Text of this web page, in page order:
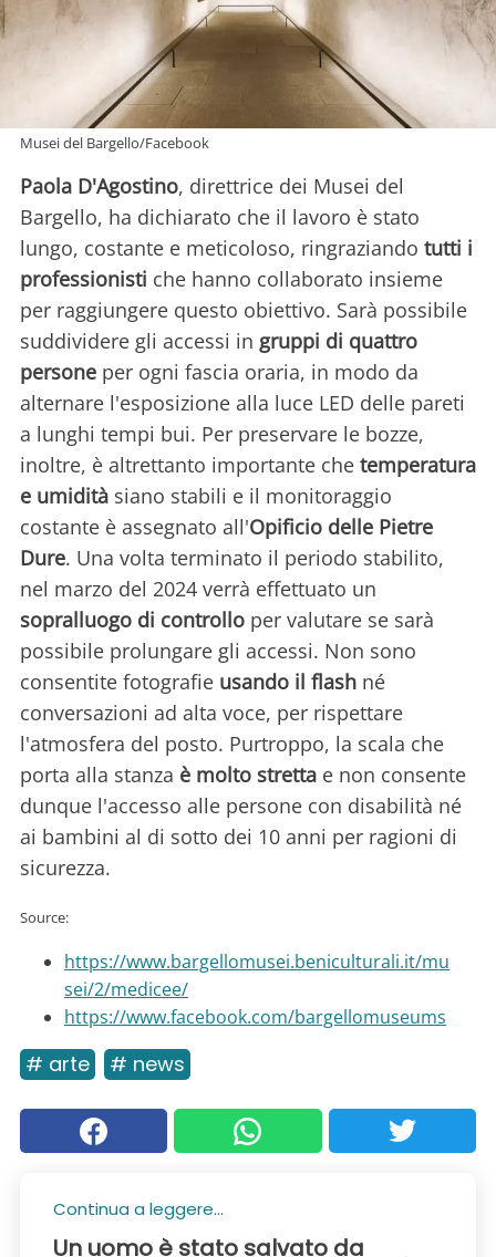
Musei del Bargello/Facebook
Paola D'Agostino, direttrice dei Musei del
Bargello, ha dichiarato che il lavoro è stato
lungo, costante e meticoloso, ringraziando tutti i
professionisti che hanno collaborato insieme
per raggiungere questo obiettivo. Sarà possibile
suddividere gli accessi in gruppi di quattro
persone per ogni fascia oraria, in modo da
alternare l'esposizione alla luce LED delle pareti
a lunghi tempi bui. Per preservare le bozze,
inoltre, è altrettanto importante che temperatura
e umidità siano stabili e il monitoraggio
costante è assegnato all'Opificio delle Pietre
Dure. Una volta terminato il periodo stabilito,
nel marzo del 2024 verrà effettuato un
sopralluogo di controllo per valutare se sarà
possibile prolungare gli accessi. Non sono
consentite fotografie usando il flash né
conversazioni ad alta voce, per rispettare
l'atmosfera del posto. Purtroppo, la scala che
porta alla stanza è molto stretta e non consente
dunque l'accesso alle persone con disabilità né
ai bambini al di sotto dei 10 anni per ragioni di
sicurezza.
Source:
https://www.bargellomusei.beniculturali.it/mu
sei/2/medicee/
https://www.facebook.com/bargellomuseums
# arte # news
Continua a leggere...
Un uomo è stato salvato da